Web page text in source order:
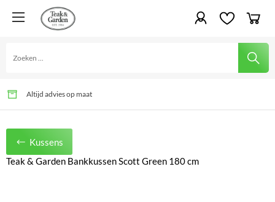
Al generaties lang tuinplezier
Alles gemonteerd geleverd, tot in uw tuin
Altijd advies op maat
Kussens
Teak & Garden Bankkussen Scott Green 180 cm